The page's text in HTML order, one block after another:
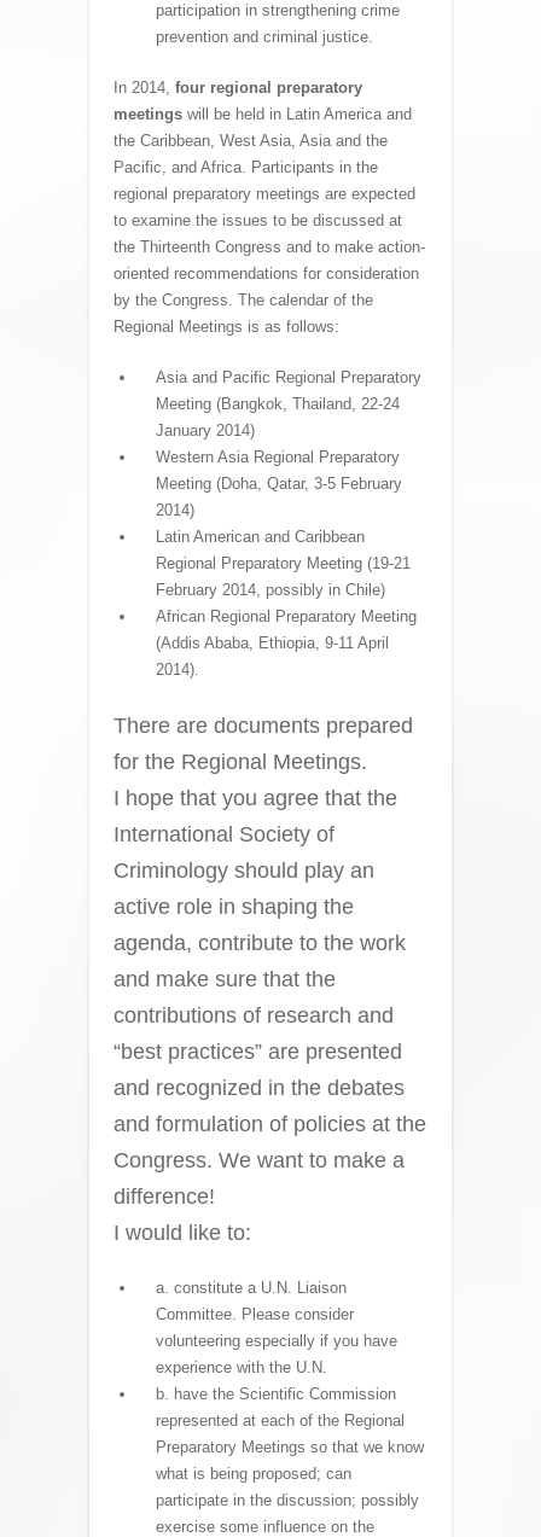
participation in strengthening crime
prevention and criminal justice.
In 2014, four regional preparatory
meetings will be held in Latin America and
the Caribbean, West Asia, Asia and the
Pacific, and Africa. Participants in the
regional preparatory meetings are expected
to examine the issues to be discussed at
the Thirteenth Congress and to make action-
oriented recommendations for consideration
by the Congress. The calendar of the
Regional Meetings is as follows:
Asia and Pacific Regional Preparatory
Meeting (Bangkok, Thailand, 22-24
January 2014)
Western Asia Regional Preparatory
Meeting (Doha, Qatar, 3-5 February
2014)
Latin American and Caribbean
Regional Preparatory Meeting (19-21
February 2014, possibly in Chile)
African Regional Preparatory Meeting
(Addis Ababa, Ethiopia, 9-11 April
2014).
There are documents prepared
for the Regional Meetings.
I hope that you agree that the
International Society of
Criminology should play an
active role in shaping the
agenda, contribute to the work
and make sure that the
contributions of research and
“best practices” are presented
and recognized in the debates
and formulation of policies at the
Congress. We want to make a
difference!
I would like to:
a. constitute a U.N. Liaison
Committee. Please consider
volunteering especially if you have
experience with the U.N.
b. have the Scientific Commission
represented at each of the Regional
Preparatory Meetings so that we know
what is being proposed; can
participate in the discussion; possibly
exercise some influence on the